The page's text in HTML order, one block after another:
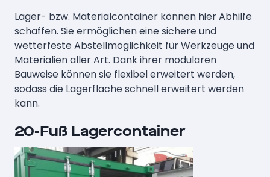
Lager- bzw. Materialcontainer können hier Abhilfe
schaffen. Sie ermöglichen eine sichere und
wetterfeste Abstellmöglichkeit für Werkzeuge und
Materialien aller Art. Dank ihrer modularen
Bauweise können sie flexibel erweitert werden,
sodass die Lagerfläche schnell erweitert werden
kann.
20-Fuß Lagercontainer